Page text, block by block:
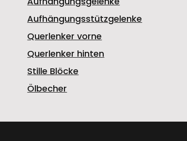
Aufhängungsstützgelenke
Querlenker vorne
Querlenker hinten
Stille Blöcke
Ölbecher